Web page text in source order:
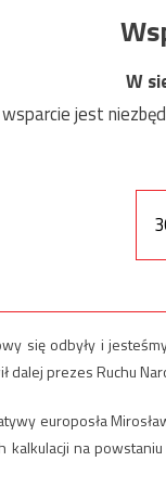
W
jest
się odbyły i
dalej prezes Ruchu
europosła
kalkulacji na